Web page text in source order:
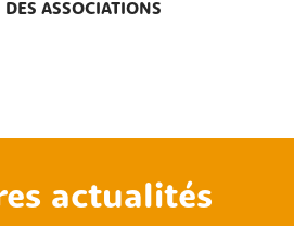
DES ASSOCIATIONS
actualités